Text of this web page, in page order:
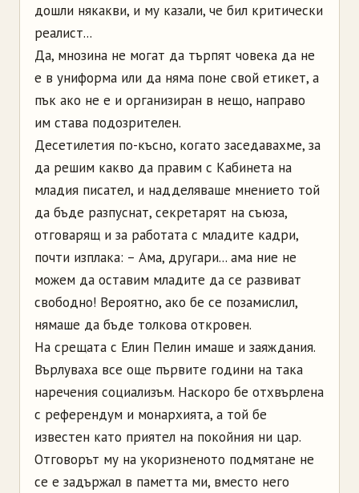
дошли някакви, и му казали, че бил критически
реалист...
Да, мнозина не могат да търпят човека да не
е в униформа или да няма поне свой етикет, а
пък ако не е и организиран в нещо, направо
им става подозрителен.
Десетилетия по-късно, когато заседавахме, за
да решим какво да правим с Кабинета на
младия писател, и надделяваше мнението той
да бъде разпуснат, секретарят на съюза,
отговарящ и за работата с младите кадри,
почти изплака: – Ама, другари... ама ние не
можем да оставим младите да се развиват
свободно! Вероятно, ако бе се позамислил,
нямаше да бъде толкова откровен.
На срещата с Елин Пелин имаше и заяждания.
Върлуваха все още първите години на така
наречения социализъм. Наскоро бе отхвърлена
с референдум и монархията, а той бе
известен като приятел на покойния ни цар.
Отговорът му на укоризненото подмятане не
се е задържал в паметта ми, вместо него